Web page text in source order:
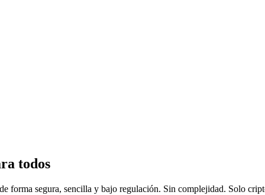
todos
forma segura, sencilla y bajo regulación. Sin complejidad. Solo